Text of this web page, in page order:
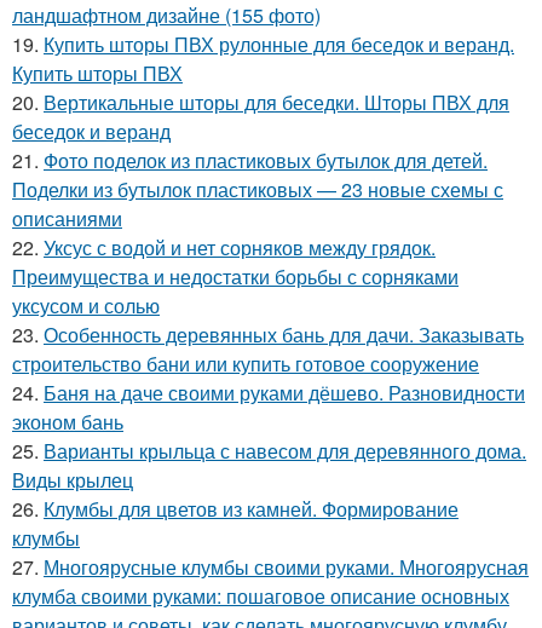
ландшафтном дизайне (155 фото)
19. Купить шторы ПВХ рулонные для беседок и веранд.
Купить шторы ПВХ
20. Вертикальные шторы для беседки. Шторы ПВХ для
беседок и веранд
21. Фото поделок из пластиковых бутылок для детей.
Поделки из бутылок пластиковых — 23 новые схемы с
описаниями
22. Уксус с водой и нет сорняков между грядок.
Преимущества и недостатки борьбы с сорняками
уксусом и солью
23. Особенность деревянных бань для дачи. Заказывать
строительство бани или купить готовое сооружение
24. Баня на даче своими руками дёшево. Разновидности
эконом бань
25. Варианты крыльца с навесом для деревянного дома.
Виды крылец
26. Клумбы для цветов из камней. Формирование
клумбы
27. Многоярусные клумбы своими руками. Многоярусная
клумба своими руками: пошаговое описание основных